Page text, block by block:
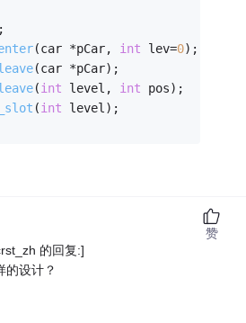
(car *pCar, int lev=0) ;
(car *pCar) ;
(int level, int pos) ;
(int level) ;
的回复:]
的设计？
赞